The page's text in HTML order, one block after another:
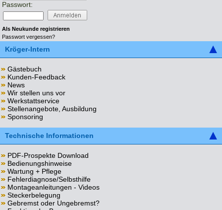
Passwort:
Als Neukunde registrieren
Passwort vergessen?
Kröger-Intern
Gästebuch
Kunden-Feedback
News
Wir stellen uns vor
Werkstattservice
Stellenangebote, Ausbildung
Sponsoring
Technische Informationen
PDF-Prospekte Download
Bedienungshinweise
Wartung + Pflege
Fehlerdiagnose/Selbsthilfe
Montageanleitungen - Videos
Steckerbelegung
Gebremst oder Ungebremst?